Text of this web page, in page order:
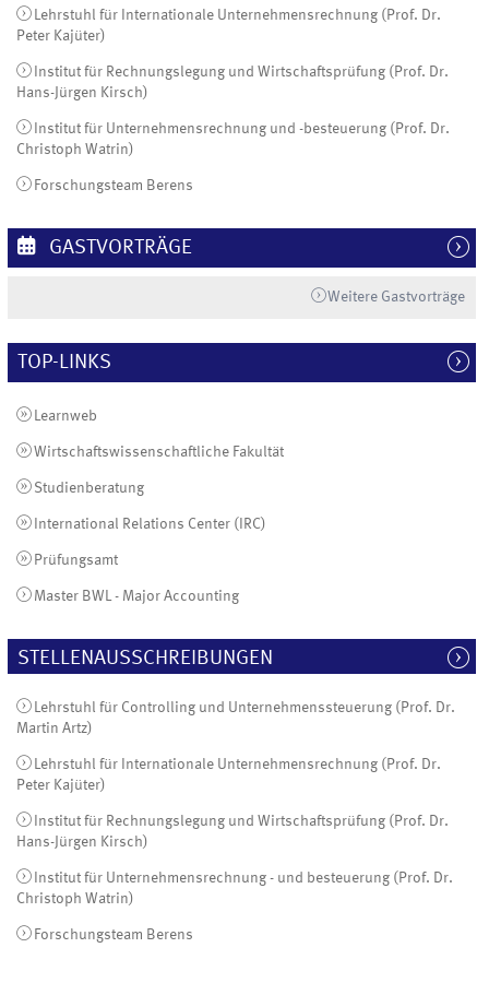
Lehrstuhl für Internationale Unternehmensrechnung (Prof. Dr.
Peter Kajüter)
Institut für Rechnungslegung und Wirtschaftsprüfung (Prof. Dr.
Hans-Jürgen Kirsch)
Institut für Unternehmensrechnung und -besteuerung (Prof. Dr.
Christoph Watrin)
Forschungsteam Berens
GASTVORTRÄGE
Weitere Gastvorträge
TOP-LINKS
Learnweb
Wirtschaftswissenschaftliche Fakultät
Studienberatung
International Relations Center (IRC)
Prüfungsamt
Master BWL - Major Accounting
STELLENAUSSCHREIBUNGEN
Lehrstuhl für Controlling und Unternehmenssteuerung (Prof. Dr.
Martin Artz)
Lehrstuhl für Internationale Unternehmensrechnung (Prof. Dr.
Peter Kajüter)
Institut für Rechnungslegung und Wirtschaftsprüfung (Prof. Dr.
Hans-Jürgen Kirsch)
Institut für Unternehmensrechnung - und besteuerung (Prof. Dr.
Christoph Watrin)
Forschungsteam Berens